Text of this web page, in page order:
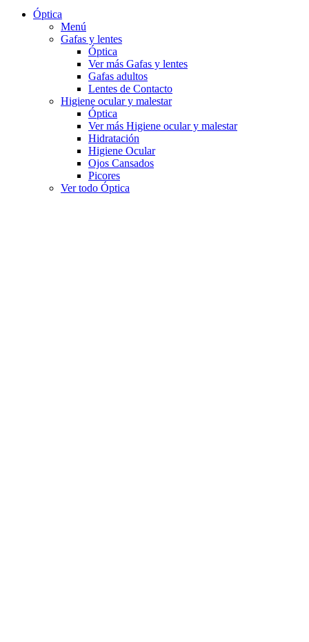
Óptica
Menú
Gafas y lentes
Óptica
Ver más Gafas y lentes
Gafas adultos
Lentes de Contacto
Higiene ocular y malestar
Óptica
Ver más Higiene ocular y malestar
Hidratación
Higiene Ocular
Ojos Cansados
Picores
Ver todo Óptica